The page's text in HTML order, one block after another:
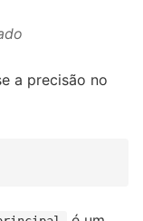
a precisão no